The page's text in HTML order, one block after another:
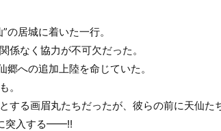
居城に着いた一行。
係なく協力が不可欠だった。
への追加上陸を命じていた。
。
る画眉丸たちだったが、彼らの前に天仙た
突入する——!!